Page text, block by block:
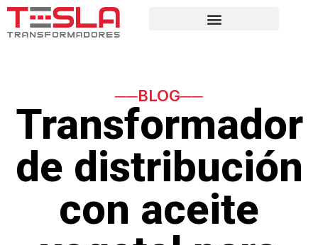
──BLOG──
Transformador
de distribución
con aceite